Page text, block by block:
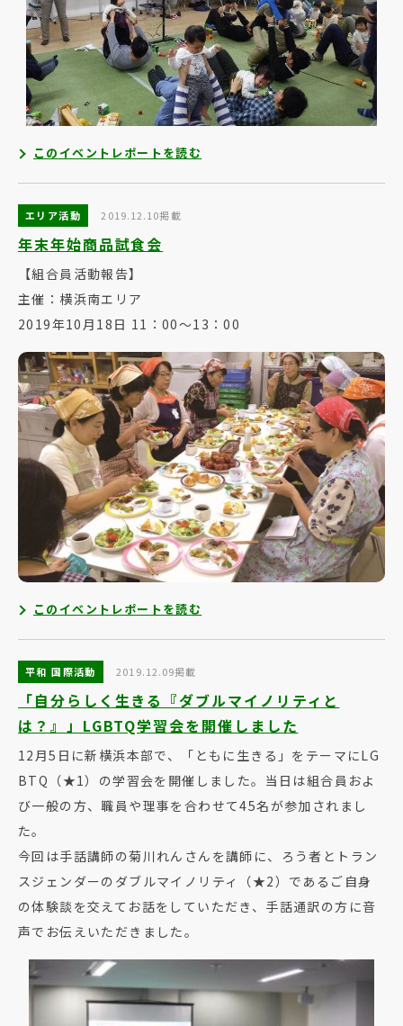
このイベントレポートを読む
エリア活動 2019.12.10掲載
年末年始商品試食会
【組合員活動報告】
主催：横浜南エリア
2019年10月18日 11：00～13：00
このイベントレポートを読む
平和 国際活動 2019.12.09掲載
「自分らしく生きる『ダブルマイノリティと
は？』」LGBTQ学習会を開催しました
12月5日に新横浜本部で、「ともに生きる」をテーマにLG
BTQ（★1）の学習会を開催しました。当日は組合員およ
び一般の方、職員や理事を合わせて45名が参加されまし
た。
今回は手話講師の菊川れんさんを講師に、ろう者とトラン
スジェンダーのダブルマイノリティ（★2）であるご自身
の体験談を交えてお話をしていただき、手話通訳の方に音
声でお伝えいただきました。